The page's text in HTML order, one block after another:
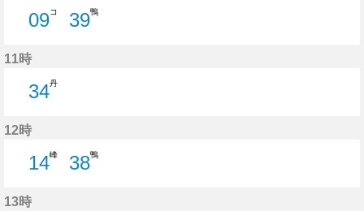
09コ
39鴨
11時
34丹
12時
14峰
38鴨
13時